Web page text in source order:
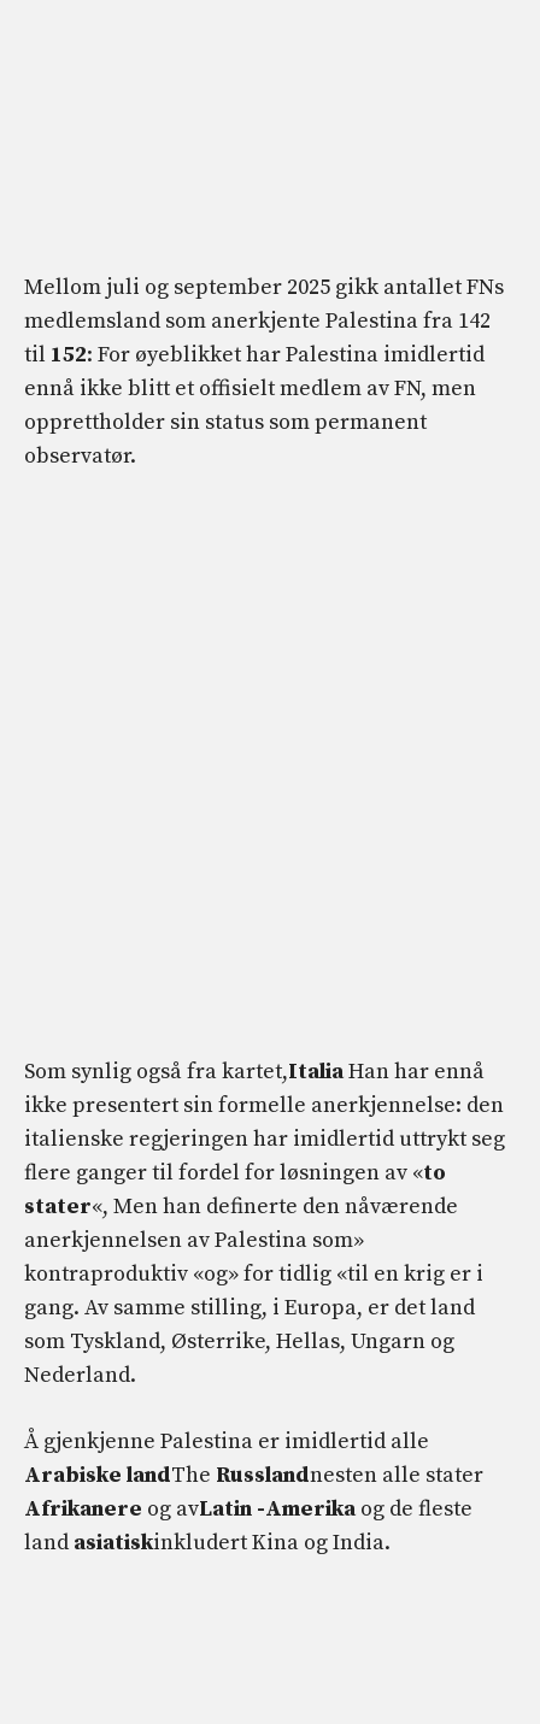
Mellom juli og september 2025 gikk antallet FNs
medlemsland som anerkjente Palestina fra 142
til 152: For øyeblikket har Palestina imidlertid
ennå ikke blitt et offisielt medlem av FN, men
opprettholder sin status som permanent
observatør.
Som synlig også fra kartet,ItaliaHan har ennå
ikke presentert sin formelle anerkjennelse: den
italienske regjeringen har imidlertid uttrykt seg
flere ganger til fordel for løsningen av «to
stater«, Men han definerte den nåværende
anerkjennelsen av Palestina som»
kontraproduktiv «og» for tidlig «til en krig er i
gang. Av samme stilling, i Europa, er det land
som Tyskland, Østerrike, Hellas, Ungarn og
Nederland.
Å gjenkjenne Palestina er imidlertid alle
Arabiske landThe Russlandnesten alle stater
Afrikanere og avLatin -Amerika og de fleste
land asiatiskinkludert Kina og India.